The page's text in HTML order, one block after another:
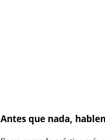
Antes que nada,